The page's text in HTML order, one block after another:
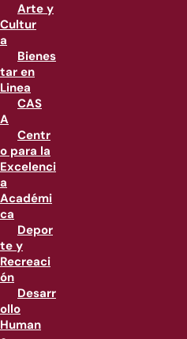
Arte y
Cultur
a
Bienes
tar en
Linea
CAS
A
Centr
o para la
Excelenci
a
Académi
ca
Depor
te y
Recreaci
ón
Desarr
ollo
Human